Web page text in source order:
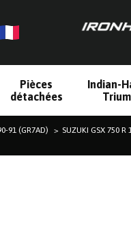
Pièces
détachées
Indian-
91 (GR7AD) SUZUKI GSX 750 R